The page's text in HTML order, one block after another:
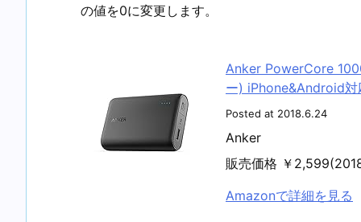
の値を0に変更します。
Anker PowerCore
ー) iPhone&Android
Posted at 2018.6.24
Anker
販売価格 ￥
Amazonで詳細を見る